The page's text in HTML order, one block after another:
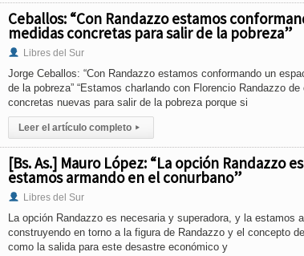
Ceballos: “Con Randazzo estamos
medidas concretas para salir de la pobreza”
Libres del Sur
Jorge Ceballos: “Con Randazzo estamos conformando un
de la pobreza” “Estamos charlando con Florencio Randazzo
concretas nuevas para salir de la pobreza porque si
Leer el artículo completo ▸
[Bs. As.] Mauro López: “La opción Randazzo
estamos armando en el conurbano”
Libres del Sur
La opción Randazzo es necesaria y superadora, y la estamos
construyendo en torno a la figura de Randazzo y el concepto
como la salida para este desastre económico y